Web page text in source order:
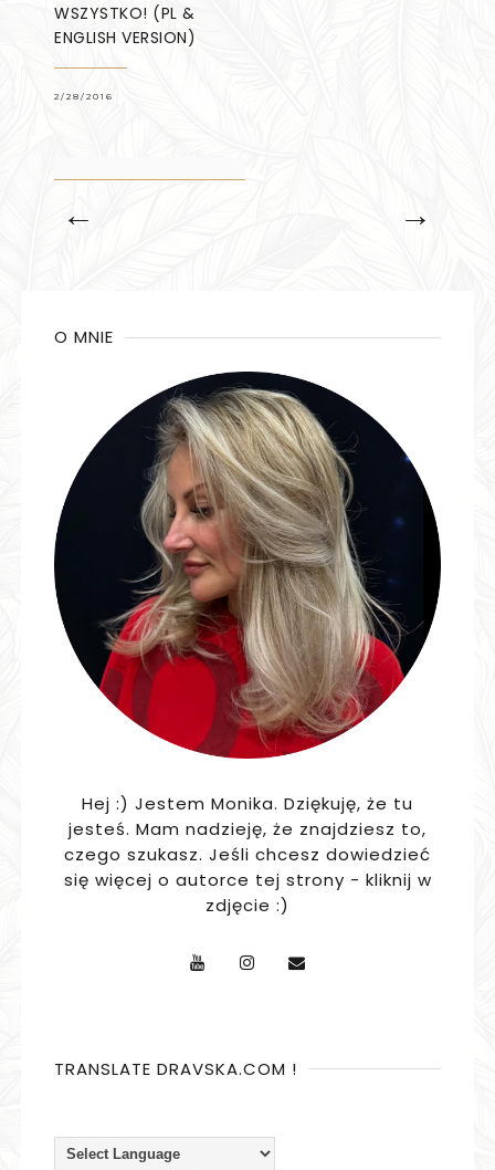
WSZYSTKO! (PL &
ENGLISH VERSION)
2/28/2016
← →
O MNIE
Hej :) Jestem Monika. Dziękuję, że tu
jesteś. Mam nadzieję, że znajdziesz to,
czego szukasz. Jeśli chcesz dowiedzieć
się więcej o autorce tej strony - kliknij w
zdjęcie :)
TRANSLATE DRAVSKA.COM !